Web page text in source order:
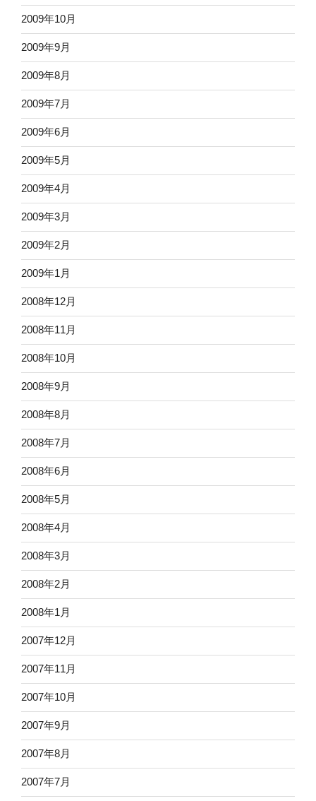
2009年10月
2009年9月
2009年8月
2009年7月
2009年6月
2009年5月
2009年4月
2009年3月
2009年2月
2009年1月
2008年12月
2008年11月
2008年10月
2008年9月
2008年8月
2008年7月
2008年6月
2008年5月
2008年4月
2008年3月
2008年2月
2008年1月
2007年12月
2007年11月
2007年10月
2007年9月
2007年8月
2007年7月